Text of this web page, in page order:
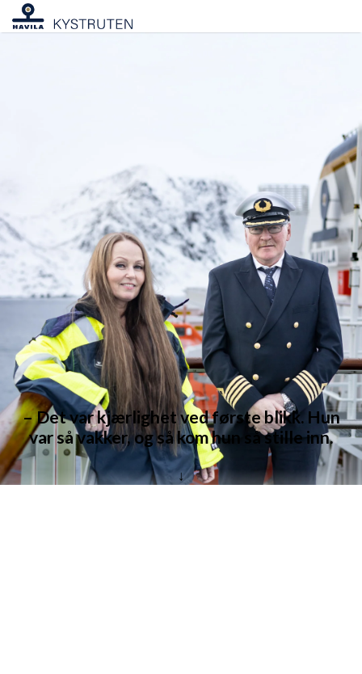
– Det var kjærlighet ved første blikk. Hun
var så vakker, og så kom hun så stille inn.
↓